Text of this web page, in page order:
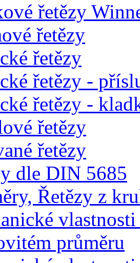
řetězy
řetězy
řetězy
řetězy -
řetězy -
řetězy
řetězy
dle DIN 5685
Řetězy z
průměru